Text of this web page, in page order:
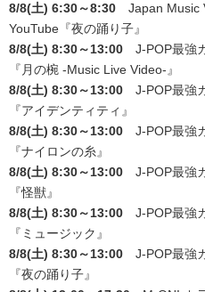
8/8(土) 6:30～8:30
Japan Music
YouTube 『夜の踊り子』
8/8(土) 8:30～13:00
J-POP最強
『月の椀 -Music Live Video-』
8/8(土) 8:30～13:00
J-POP最強
『アイデンティティ』
8/8(土) 8:30～13:00
J-POP最強
『ナイロンの糸』
8/8(土) 8:30～13:00
J-POP最強
『怪獣』
8/8(土) 8:30～13:00
J-POP最強
『ミュージック』
8/8(土) 8:30～13:00
J-POP最強
『夜の踊り子』